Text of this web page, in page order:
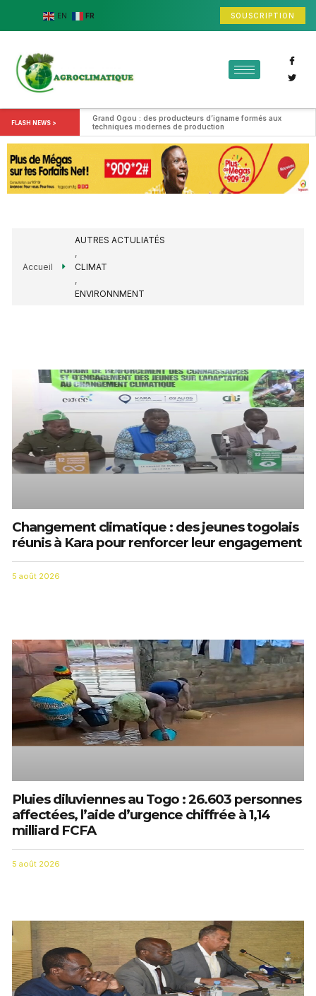
EN FR SOUSCRIPTION
FLASH NEWS >
Grand Ogou : des producteurs d’igname formés aux
techniques modernes de production
Accueil
AUTRES ACTULIATÉS
,
CLIMAT
,
ENVIRONNMENT
Changement climatique : des jeunes togolais
réunis à Kara pour renforcer leur engagement
5 août 2026
Pluies diluviennes au Togo : 26.603 personnes
affectées, l’aide d’urgence chiffrée à 1,14
milliard FCFA
5 août 2026